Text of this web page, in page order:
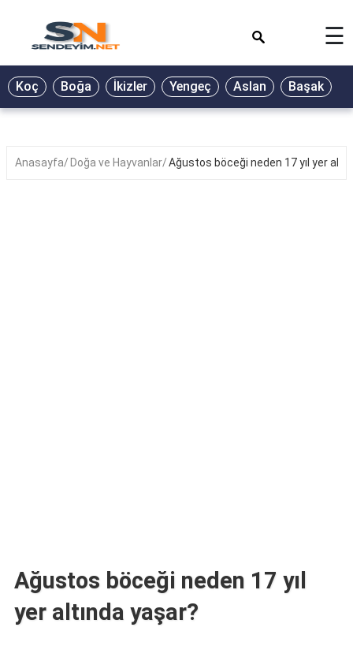
BİYOGRAFİ
GALERİ
☰
Koç Boğa İkizler Yengeç Aslan Başak
Anasayfa Doğa ve Hayvanlar Ağustos böceği neden 17 yıl yer
Ağustos böceği neden 17 yıl
yer altında yaşar?